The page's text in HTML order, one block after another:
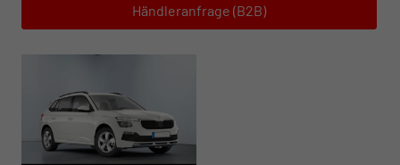
Händleranfrage (B2B)